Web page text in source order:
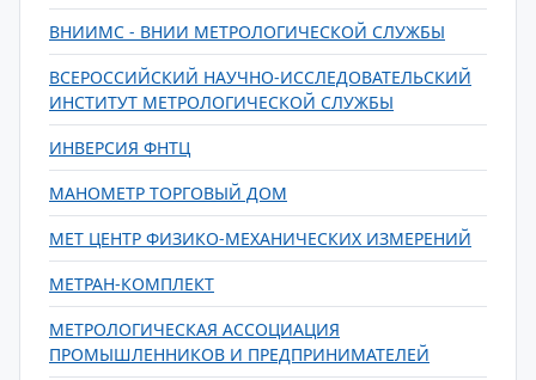
ВНИИМС - ВНИИ МЕТРОЛОГИЧЕСКОЙ СЛУЖБЫ
ВСЕРОССИЙСКИЙ НАУЧНО-ИССЛЕДОВАТЕЛЬСКИЙ
ИНСТИТУТ МЕТРОЛОГИЧЕСКОЙ СЛУЖБЫ
ИНВЕРСИЯ ФНТЦ
МАНОМЕТР ТОРГОВЫЙ ДОМ
МЕТ ЦЕНТР ФИЗИКО-МЕХАНИЧЕСКИХ ИЗМЕРЕНИЙ
МЕТРАН-КОМПЛЕКТ
МЕТРОЛОГИЧЕСКАЯ АССОЦИАЦИЯ
ПРОМЫШЛЕННИКОВ И ПРЕДПРИНИМАТЕЛЕЙ